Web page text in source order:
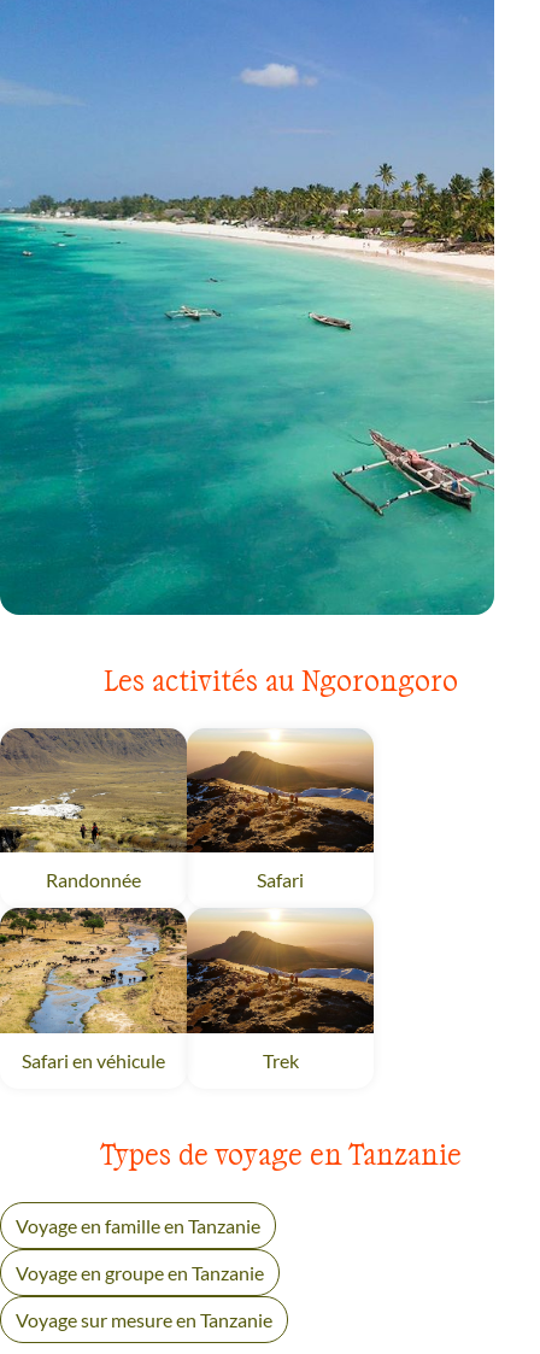
Les activités au Ngorongoro
Randonnée Safari
Safari en véhicule NgorongoroTrekNgorongoro
Types de voyage en Tanzanie
Voyage en famille en Tanzanie
Voyage en groupe en Tanzanie
Voyage sur mesure en Tanzanie